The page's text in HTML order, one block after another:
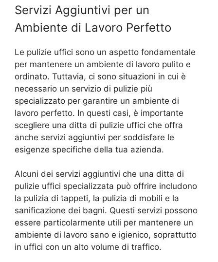
Servizi Aggiuntivi per un
Ambiente di Lavoro Perfetto
Le pulizie uffici sono un aspetto fondamentale
per mantenere un ambiente di lavoro pulito e
ordinato. Tuttavia, ci sono situazioni in cui è
necessario un servizio di pulizie più
specializzato per garantire un ambiente di
lavoro perfetto. In questi casi, è importante
scegliere una ditta di pulizie uffici che offra
anche servizi aggiuntivi per soddisfare le
esigenze specifiche della tua azienda.
Alcuni dei servizi aggiuntivi che una ditta di
pulizie uffici specializzata può offrire includono
la pulizia di tappeti, la pulizia di mobili e la
sanificazione dei bagni. Questi servizi possono
essere particolarmente utili per mantenere un
ambiente di lavoro sano e igienico, soprattutto
in uffici con un alto volume di traffico.